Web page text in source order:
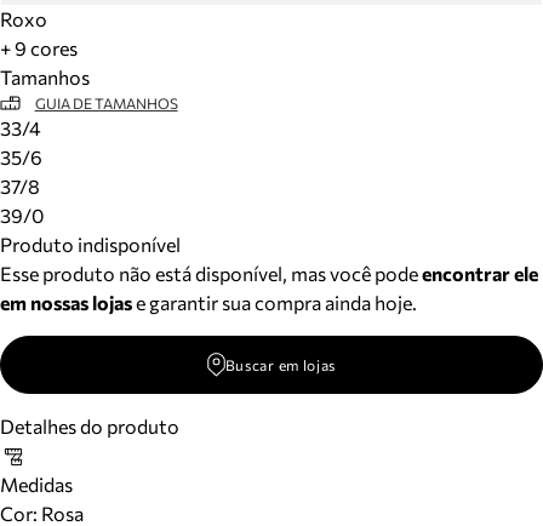
Roxo
+ 9 cores
Tamanhos
GUIA DE TAMANHOS
33/4
35/6
37/8
39/0
Produto indisponível
Esse produto não está disponível, mas você podeencontrar ele
em nossas lojase garantir sua compra ainda hoje.
Buscar em lojas
Detalhes do produto
Medidas
Cor: Rosa